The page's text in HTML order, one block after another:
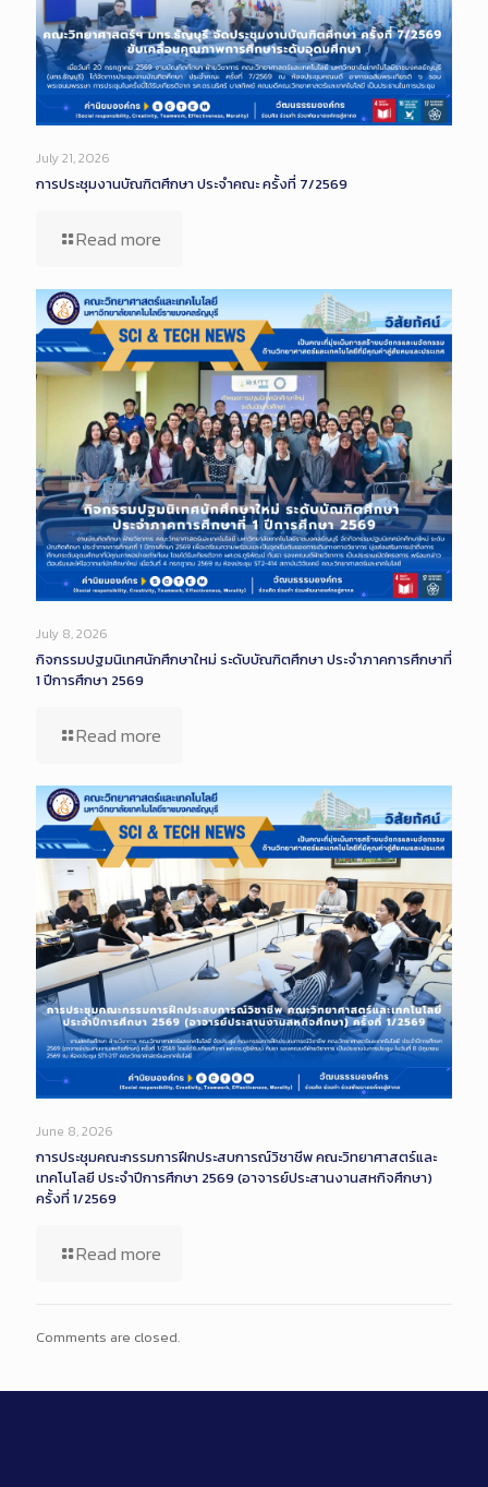
July 21, 2026
การประชุมงานบัณฑิตศึกษา ประจำคณะ ครั้งที่ 7/2569
Read more
July 8, 2026
กิจกรรมปฐมนิเทศนักศึกษาใหม่ ระดับบัณฑิตศึกษา ประจำภาคการศึกษาที่
1 ปีการศึกษา 2569
Read more
June 8, 2026
การประชุมคณะกรรมการฝึกประสบการณ์วิชาชีพ คณะวิทยาศาสตร์และ
เทคโนโลยี ประจำปีการศึกษา 2569 (อาจารย์ประสานงานสหกิจศึกษา)
ครั้งที่ 1/2569
Read more
Comments are closed.